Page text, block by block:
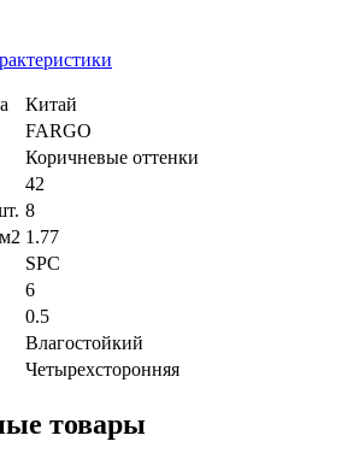
Китай
FARGO
Коричневые оттенки
42
8
1.77
SPC
6
0.5
Влагостойкий
Четырехсторонняя
товары